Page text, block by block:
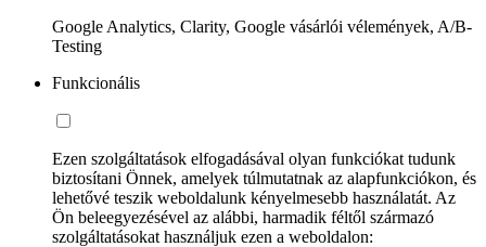
Google Analytics, Clarity, Google vásárlói vélemények, A/B-
Testing
Funkcionális
Ezen szolgáltatások elfogadásával olyan funkciókat tudunk
biztosítani Önnek, amelyek túlmutatnak az alapfunkciókon, és
lehetővé teszik weboldalunk kényelmesebb használatát. Az
Ön beleegyezésével az alábbi, harmadik féltől származó
szolgáltatásokat használjuk ezen a weboldalon: